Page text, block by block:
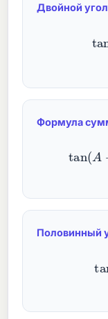
Двойной угол
Формула
Половинный